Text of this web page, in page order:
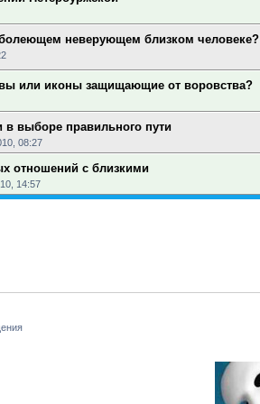
неверующем близком человеке?
или иконы защищающие от воровства?
выборе правильного пути
08:27
отношений с близкими
14:57